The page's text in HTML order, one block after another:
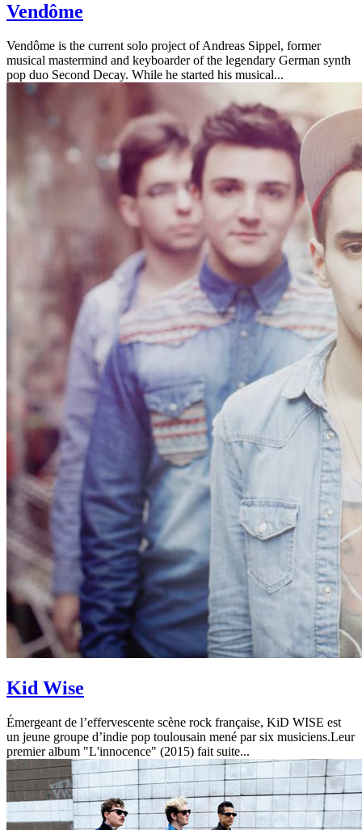
Vendôme
Vendôme is the current solo project of Andreas Sippel, former
musical mastermind and keyboarder of the legendary German synth
pop duo Second Decay. While he started his musical...
Kid Wise
Émergeant de l’effervescente scène rock française, KiD WISE est
un jeune groupe d’indie pop toulousain mené par six musiciens.Leur
premier album "L'innocence" (2015) fait suite...